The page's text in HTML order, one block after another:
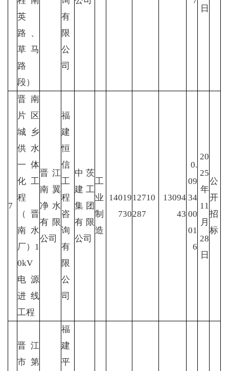
英
路、
草马
路
段）
有
限
公
司
日
7
晋南
片区
城乡
供水
一体
化工
程
（晋
南水
厂）1
0kV
电源
进线
工程
晋江
南翼
净水
有限
公司
福
建
恒
信
工
程
咨
询
有
限
公
司
中茨
建工
集团
有限
公司
工
业
制
造
14019
730
12710
287
13094
43
0.
09
34
00
01
6
20
25
年
11
月
28
日
公
开
招
标
晋江
市第
福
建
平